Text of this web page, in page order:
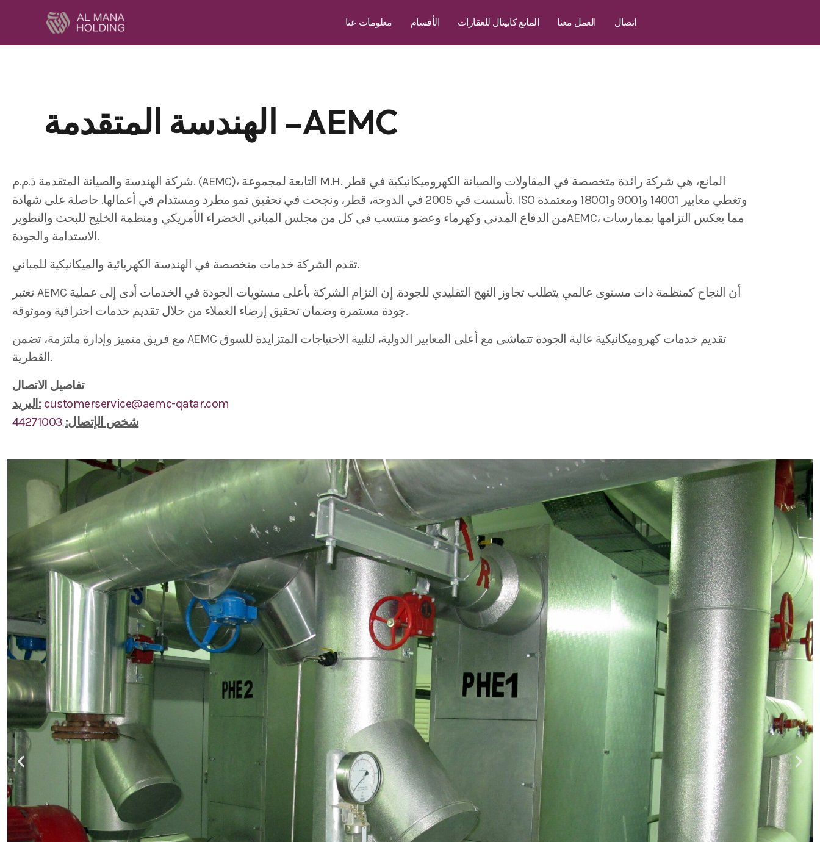
معلومات عنا الأقسام المانع كابيتال للعقارات العمل معنا اتصال
الهندسة المتقدمة –AEMC
شركة الهندسة والصيانة المتقدمة ذ.م.م. (AEMC)، التابعة لمجموعة M.H. المانع، هي شركة رائدة متخصصة في المقاولات والصيانة الكهروميكانيكية في قطر
.تأسست في 2005 في الدوحة، قطر، ونجحت في تحقيق نمو مطرد ومستدام في أعمالها. حاصلة على شهادة ISO وتغطي معايير 14001 و9001 و18001 ومعتمدة
من الدفاع المدني وكهرماء وعضو منتسب في كل من مجلس المباني الخضراء الأمريكي ومنظمة الخليج للبحث والتطويرAEMC، مما يعكس التزامها بممارسات
الاستدامة والجودة.
تقدم الشركة خدمات متخصصة في الهندسة الكهربائية والميكانيكية للمباني.
تعتبر AEMC أن النجاح كمنظمة ذات مستوى عالمي يتطلب تجاوز النهج التقليدي للجودة. إن التزام الشركة بأعلى مستويات الجودة في الخدمات أدى إلى عملية
جودة مستمرة وضمان تحقيق إرضاء العملاء من خلال تقديم خدمات احترافية وموثوقة.
مع فريق متميز وإدارة ملتزمة، تضمن AEMC تقديم خدمات كهروميكانيكية عالية الجودة تتماشى مع أعلى المعايير الدولية، لتلبية الاحتياجات المتزايدة للسوق
القطرية.
تفاصيل الاتصال
البريد: customerservice@aemc-qatar.com
شخص الإتصال: 44271003